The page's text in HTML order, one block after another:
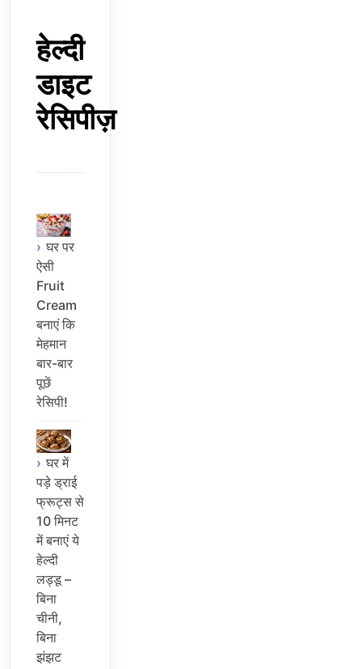
हेल्दी
डाइट
रेसिपीज़
घर पर
ऐसी
Fruit
Cream
बनाएं कि
मेहमान
बार-बार
पूछें
रेसिपी!
घर में
पड़े ड्राई
फ्रूट्स से
10 मिनट
में बनाएं ये
हेल्दी
लड्डू –
बिना
चीनी,
बिना
झंझट